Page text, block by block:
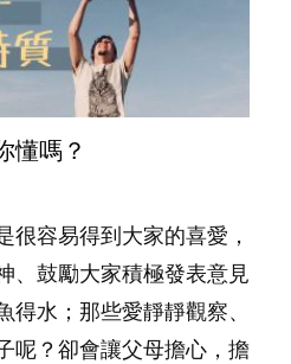
懂嗎？
很容易得到大家的喜愛，
、鼓勵大家積極發表意見
得水；那些愛靜靜觀察、
呢？卻會讓父母擔心，擔
個「叻仔叻女」，學業別
條。這樣的孩子是萬中無
能兼得？...
己，父母如何關顧自
同兒女應對功課測驗，還
尚要處理家中雜項要
個任務要做。可惜，有
，沒捷徑
要跟相愛的人結婚，就自
孩子卻發現事情不如你所
們想像的簡單，卻也不
起來認識婚姻的真相！...
做好？
開始越好，有人卻說一時
感到混淆，到底誰是誰
解開語言學習的迷思～...